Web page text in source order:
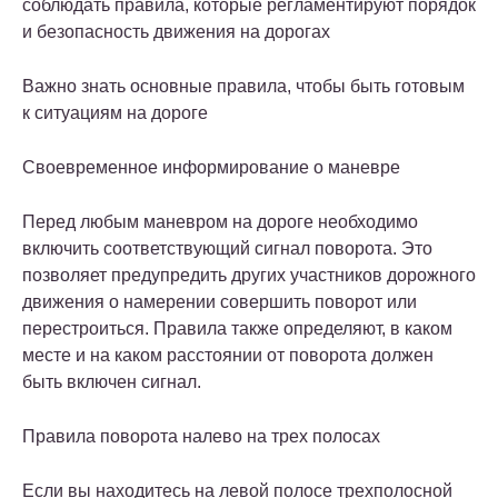
соблюдать правила, которые регламентируют порядок
и безопасность движения на дорогах
Важно знать основные правила, чтобы быть готовым
к ситуациям на дороге
Своевременное информирование о маневре
Перед любым маневром на дороге необходимо
включить соответствующий сигнал поворота. Это
позволяет предупредить других участников дорожного
движения о намерении совершить поворот или
перестроиться. Правила также определяют, в каком
месте и на каком расстоянии от поворота должен
быть включен сигнал.
Правила поворота налево на трех полосах
Если вы находитесь на левой полосе трехполосной